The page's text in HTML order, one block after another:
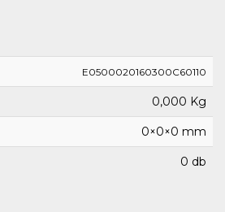
E0500020160300C60110
0,000 Kg
0×0×0 mm
0 db